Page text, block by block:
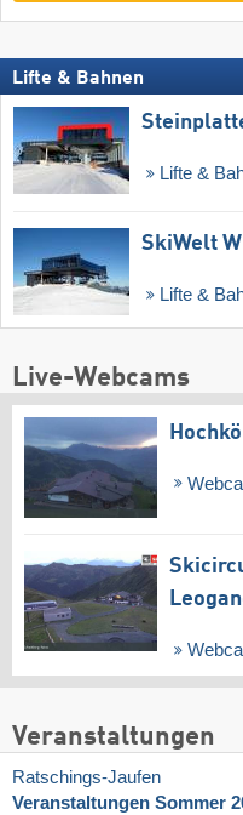
Lifte & Bahnen
Lifte &
SkiWelt
Lifte &
Live-Webcams
Veranstaltungen
Ratschings-Jaufen
Veranstaltungen Sommer